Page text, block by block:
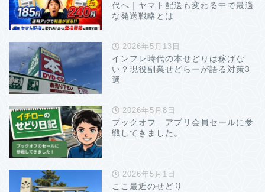
代へ｜ヤマト配送も変わる中で最適
な発送戦略とは
2026年5月13日
インフレ時代の本せどりは稼げな
い？現役副業せどらーが語る対策3
選
2026年5月8日
ブックオフ アプリ会員セールに参
戦してきました。
2026年5月1日
ここ最近のせどり